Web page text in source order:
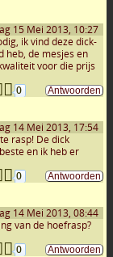
15 Mei 2013, 10:27
ik vind deze dick-
heb, de mesjes en
voor die prijs
0
14 Mei 2013, 17:54
rasp! De dick
en ik heb er
0
14 Mei 2013, 08:44
van de hoefrasp?
0